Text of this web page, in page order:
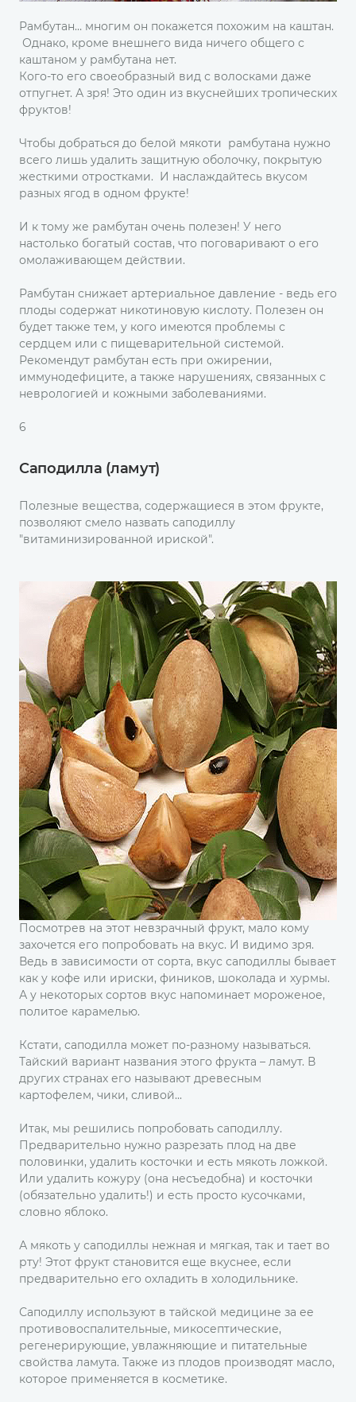
Рамбутан… многим он покажется похожим на каштан.
Однако, кроме внешнего вида ничего общего с
каштаном у рамбутана нет.
Кого-то его своеобразный вид с волосками даже
отпугнет. А зря! Это один из вкуснейших тропических
фруктов!
Чтобы добраться до белой мякоти рамбутана нужно
всего лишь удалить защитную оболочку, покрытую
жесткими отростками. И наслаждайтесь вкусом
разных ягод в одном фрукте!
И к тому же рамбутан очень полезен! У него
настолько богатый состав, что поговаривают о его
омолаживающем действии.
Рамбутан снижает артериальное давление - ведь его
плоды содержат никотиновую кислоту. Полезен он
будет также тем, у кого имеются проблемы с
сердцем или с пищеварительной системой.
Рекомендут рамбутан есть при ожирении,
иммунодефиците, а также нарушениях, связанных с
неврологией и кожными заболеваниями.
6
Саподилла (ламут)
Полезные вещества, содержащиеся в этом фрукте,
позволяют смело назвать саподиллу
"витаминизированной ириской".
Посмотрев на этот невзрачный фрукт, мало кому
захочется его попробовать на вкус. И видимо зря.
Ведь в зависимости от сорта, вкус саподиллы бывает
как у кофе или ириски, фиников, шоколада и хурмы.
А у некоторых сортов вкус напоминает мороженое,
политое карамелью.
Кстати, саподилла может по-разному называться.
Тайский вариант названия этого фрукта – ламут. В
других странах его называют древесным
картофелем, чики, сливой...
Итак, мы решились попробовать саподиллу.
Предварительно нужно разрезать плод на две
половинки, удалить косточки и есть мякоть ложкой.
Или удалить кожуру (она несъедобна) и косточки
(обязательно удалить!) и есть просто кусочками,
словно яблоко.
А мякоть у саподиллы нежная и мягкая, так и тает во
рту! Этот фрукт становится еще вкуснее, если
предварительно его охладить в холодильнике.
Саподиллу используют в тайской медицине за ее
противовоспалительные, микосептические,
регенерирующие, увлажняющие и питательные
свойства ламута. Также из плодов производят масло,
которое применяется в косметике.